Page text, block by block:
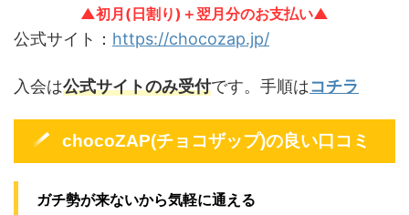
▲初月(日割り)＋翌月分のお支払い▲
公式サイト： https://chocozap.jp/
入会は公式サイトのみ受付です。手順はコチラ
chocoZAP(チョコザップ)の良い口コミ
ガチ勢が来ないから気軽に通える